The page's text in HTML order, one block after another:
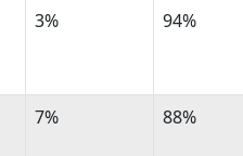
3% 94%
7% 88%